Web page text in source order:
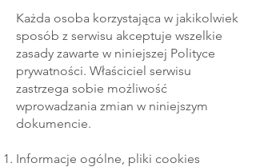
Każda osoba korzystająca w jakikolwiek
sposób z serwisu akceptuje wszelkie
zasady zawarte w niniejszej Polityce
prywatności. Właściciel serwisu
zastrzega sobie możliwość
wprowadzania zmian w niniejszym
dokumencie.
Informacje ogólne, pliki cookies